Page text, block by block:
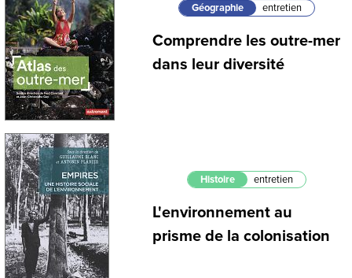
Géographie entretien
Comprendre les outre-mer
dans leur diversité
Histoire entretien
L'environnement au
prisme de la colonisation